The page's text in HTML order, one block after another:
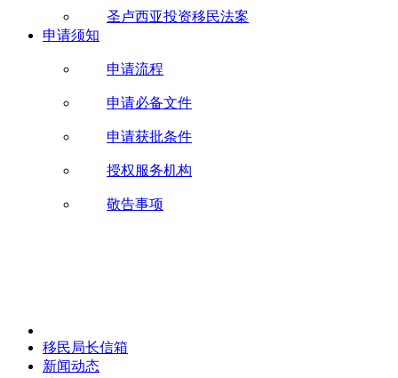
圣卢西亚投资移民法案
申请须知
申请流程
申请必备文件
申请获批条件
授权服务机构
敬告事项
移民局长信箱
新闻动态